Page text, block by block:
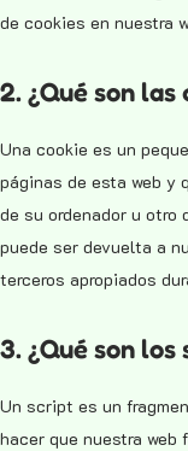
de cookies en nuestra
2. ¿Qué son las
Una cookie es un
páginas de esta web y
de su ordenador u otro
puede ser devuelta a
terceros apropiados
3. ¿Qué son los
Un script es un
hacer que nuestra web